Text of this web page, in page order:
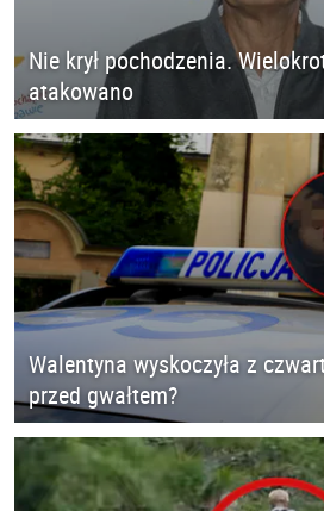
Nie krył pochodzenia.
atakowano
Walentyna wyskoczyła z
przed gwałtem?